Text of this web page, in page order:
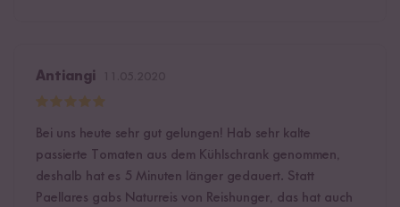
Antiangi
Bei uns heute sehr gut gelungen! Hab sehr kalte
passierte Tomaten aus dem Kühlschrank genommen,
deshalb hat es 5 Minuten länger gedauert. Statt
Paellares gabs Naturreis von Reishunger, das hat auch